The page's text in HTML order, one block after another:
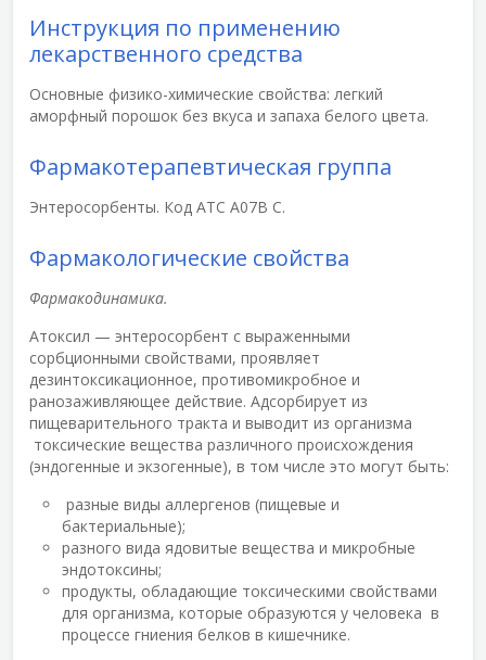
Инструкция по применению
лекарственного средства
Основные физико-химические свойства: легкий
аморфный порошок без вкуса и запаха белого цвета.
Фармакотерапевтическая группа
Энтеросорбенты. Код АТС А07В С.
Фармакологические свойства
Фармакодинамика.
Атоксил — энтеросорбент с выраженными
сорбционными свойствами, проявляет
дезинтоксикационное, противомикробное и
ранозаживляющее действие. Адсорбирует из
пищеварительного тракта и выводит из организма
токсические вещества различного происхождения
(эндогенные и экзогенные), в том числе это могут быть:
разные виды аллергенов (пищевые и
бактериальные);
разного вида ядовитые вещества и микробные
эндотоксины;
продукты, обладающие токсическими свойствами
для организма, которые образуются у человека в
процессе гниения белков в кишечнике.